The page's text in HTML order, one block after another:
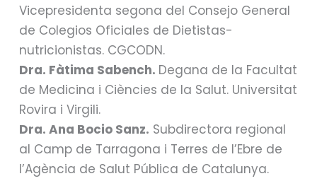
Vicepresidenta segona del Consejo General
de Colegios Oficiales de Dietistas-
nutricionistas. CGCODN.
Dra. Fàtima Sabench. Degana de la Facultat
de Medicina i Ciències de la Salut. Universitat
Rovira i Virgili.
Dra. Ana Bocio Sanz. Subdirectora regional
al Camp de Tarragona i Terres de l’Ebre de
l’Agència de Salut Pública de Catalunya.